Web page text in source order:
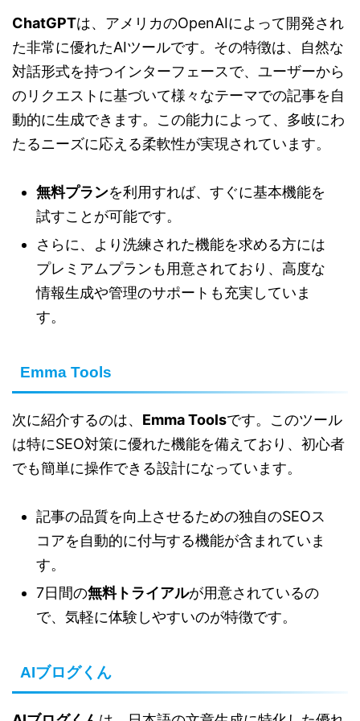
ChatGPTは、アメリカのOpenAIによって開発され
た非常に優れたAIツールです。その特徴は、自然な
対話形式を持つインターフェースで、ユーザーから
のリクエストに基づいて様々なテーマでの記事を自
動的に生成できます。この能力によって、多岐にわ
たるニーズに応える柔軟性が実現されています。
無料プランを利用すれば、すぐに基本機能を
試すことが可能です。
さらに、より洗練された機能を求める方には
プレミアムプランも用意されており、高度な
情報生成や管理のサポートも充実していま
す。
Emma Tools
次に紹介するのは、 Emma Toolsです。このツール
は特にSEO対策に優れた機能を備えており、初心者
でも簡単に操作できる設計になっています。
記事の品質を向上させるための独自のSEOス
コアを自動的に付与する機能が含まれていま
す。
7日間の無料トライアルが用意されているの
で、気軽に体験しやすいのが特徴です。
AIブログくん